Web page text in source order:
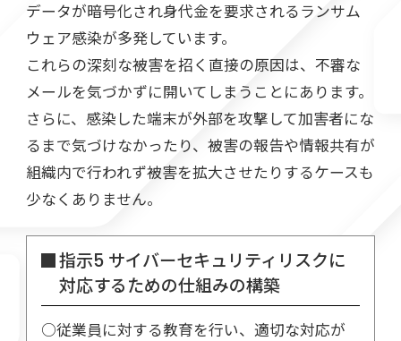
データが暗号化され身代金を要求されるランサム
ウェア感染が多発しています。
これらの深刻な被害を招く直接の原因は、不審な
メールを気づかずに開いてしまうことにあります。
さらに、感染した端末が外部を攻撃して加害者にな
るまで気づけなかったり、被害の報告や情報共有が
組織内で行われず被害を拡大させたりするケースも
少なくありません。
指示5 サイバーセキュリティリスクに
対応するための仕組みの構築
○従業員に対する教育を行い、適切な対応が